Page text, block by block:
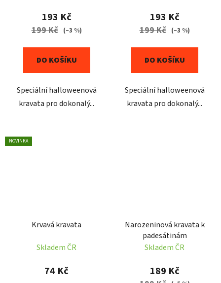
193 Kč
199 Kč (–3 %)
DO KOŠÍKU
Speciální halloweenová
kravata pro dokonalý...
193 Kč
199 Kč (–3 %)
DO KOŠÍKU
Speciální halloweenová
kravata pro dokonalý...
NOVINKA
Krvavá kravata
Skladem ČR
74 Kč
Narozeninová kravata k
padesátinám
Skladem ČR
189 Kč